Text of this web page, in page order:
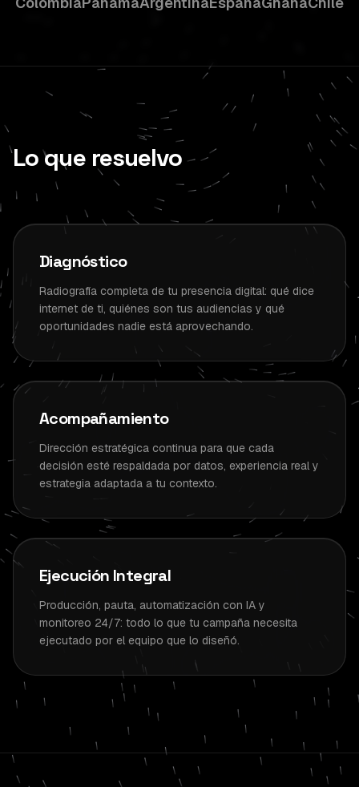
Lo que resuelvo
Diagnóstico
Radiografía completa de tu presencia digital: qué dice
internet de ti, quiénes son tus audiencias y qué
oportunidades nadie está aprovechando.
Acompañamiento
Dirección estratégica continua para que cada
decisión esté respaldada por datos, experiencia real y
estrategia adaptada a tu contexto.
Ejecución Integral
Producción, pauta, automatización con IA y
monitoreo 24/7: todo lo que tu campaña necesita
ejecutado por el equipo que lo diseñó.